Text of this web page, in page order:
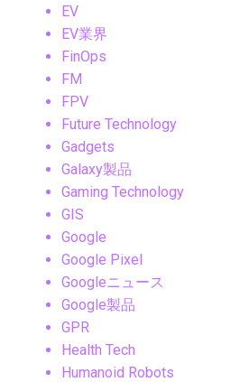
EV
EV業界
FinOps
FM
FPV
Future Technology
Gadgets
Galaxy製品
Gaming Technology
GIS
Google
Google Pixel
Googleニュース
Google製品
GPR
Health Tech
Humanoid Robots